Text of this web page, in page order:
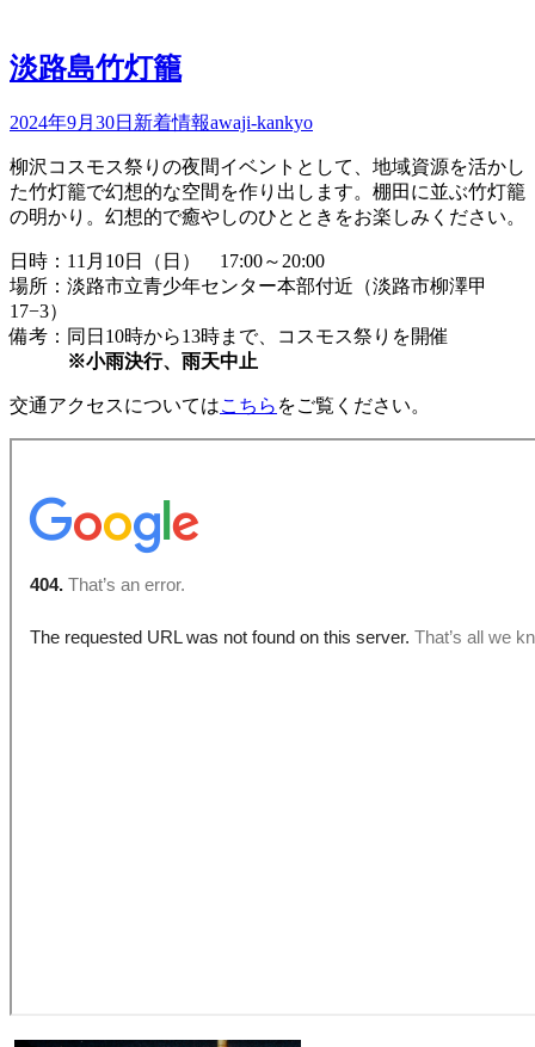
淡路島竹灯籠
2024年9月30日 新着情報awaji-kankyo
柳沢コスモス祭りの夜間イベントとして、地域資源を活かし
た竹灯籠で幻想的な空間を作り出します。棚田に並ぶ竹灯籠
の明かり。幻想的で癒やしのひとときをお楽しみください。
日時：11月10日（日） 17:00～20:00
場所：淡路市立青少年センター本部付近（淡路市柳澤甲
17−3）
備考：同日10時から13時まで、コスモス祭りを開催
※小雨決行、雨天中止
交通アクセスについてはこちら をご覧ください。